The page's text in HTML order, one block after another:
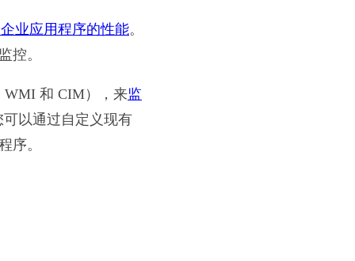
业应用程序的性能。
控。
WMI 和 CIM），来监
以通过自定义现有
序。